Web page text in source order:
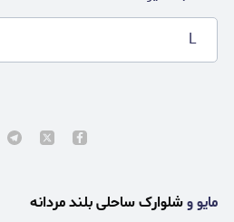
L
مایو وشلوارک ساحلی بلند مردانه